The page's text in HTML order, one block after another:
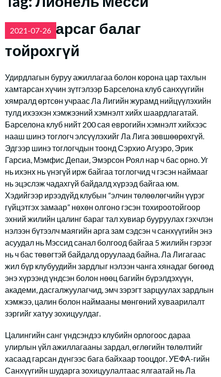
2021-07-26
Баян Барсаг балаг
тойрохгүй
Удирдлагын буруу ажиллагаа болон корона цар тахлын
хамтарсан хүчин зүтгэлээр Барселона клуб санхүүгийн
хямралд өртсөн учраас Ла Лигийн журамд нийцүүлэхийн
тулд ихээхэн хэмжээний хэмнэлт хийх шаардлагатай.
Барселона клуб нийт 200 сая еврогийн хэмнэлт хийхээс
нааш шинэ тоглогч элсүүлэхийг Ла Лига зөвшөөрөхгүй.
Эдгээр шинэ тоглогчдын тоонд Сэрхио Агуэро, Эрик
Гарсиа, Мэмфис Депаи, Эмэрсон Роял нар ч бас орно. Уг
нь ихэнх нь үнэгүй ирж байгаа тоглогчид ч гэсэн наймааг
нь эцэслэж чадахгүй байдалд хүрээд байгаа юм.
Хэдийгээр ирээдүйд клубын “элчин төлөөлөгчийн үүрэг
гүйцэтгэх замаар” нөхөн олгоно гэсэн тохироотойгоор
эхний жилийн цалинг бараг тал хувиар бууруулах гэхчлэн
нэлээн бүтээлч маягийн арга зам сэдсэн ч санхүүгийн энэ
асуудал нь Мэссид санал болгоод байгаа 5 жилийн гэрээг
нь ч бас төвөгтэй байдалд оруулаад байна. Ла Лигагаас
жил бүр клубуудийн зардлыг нэлээн чанга хянадаг бөгөөд
энэ хүрээнд үндсэн болон нөөц багийн бүрэлдэхүүн,
академи, дасгалжуулагчид, эмч зэрэгт зарцуулах зардлын
хэмжээ, цалин болон наймааны мөнгөний хуваарилалт
зэргийг хатуу зохицуулдаг.
Цалингийн санг үндсэндээ клубийн орлогоос дараа
улирлын үйл ажиллагааны зардал, өглөгийн төлөлтийг
хасаад гарсан дүнгээс бага байхаар тооцдог. УЕФА-гийн
Санхүүгийн шударга зохицуулалтаас ялгаатай нь Ла